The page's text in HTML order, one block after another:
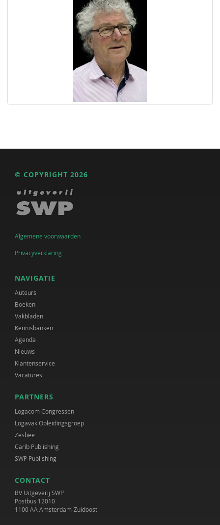
© COPYRIGHT 2026
Algemene voorwaarden
Privacyverklaring
NAVIGATIE
Auteurs
Boeken
Vakbladen
Kennisbanken
Agenda
Nieuws
Klantenservice
Vacatures
PARTNERS
Logacom Congressen
Logavak Opleidingsgroep
Zesbee
Carib Publishing
SWP Publishing
CONTACT
BV Uitgeverij SWP
Postbus 12010
1100 AA Amsterdam-Zuidoost